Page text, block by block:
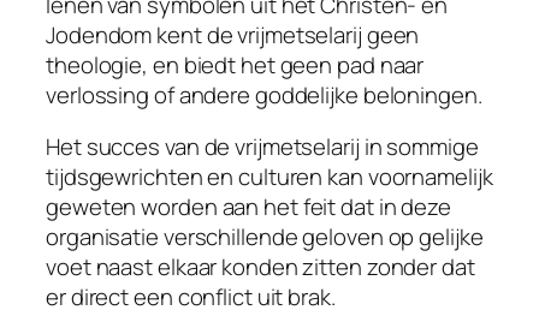
Jodendom kent de vrijmetselarij geen
theologie, en biedt het geen pad naar
verlossing of andere goddelijke beloningen.
Het succes van de vrijmetselarij in sommige
tijdsgewrichten en culturen kan voornamelijk
geweten worden aan het feit dat in deze
organisatie verschillende geloven op gelijke
voet naast elkaar konden zitten zonder dat
er direct een conflict uit brak.